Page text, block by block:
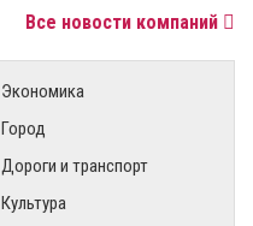
Все новости компаний
Экономика
Город
Дороги и транспорт
Культура